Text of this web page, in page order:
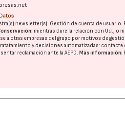
newsletter(s). Gestión de cuenta de usuario.
mientras dure la relación con Ud., o
a otras empresas del grupo por motivos de
y decisiones automatizadas: contacte
reclamación ante laAEPD. Más información: